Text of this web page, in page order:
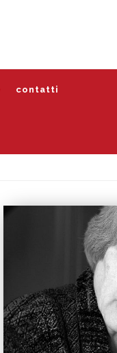
contatti